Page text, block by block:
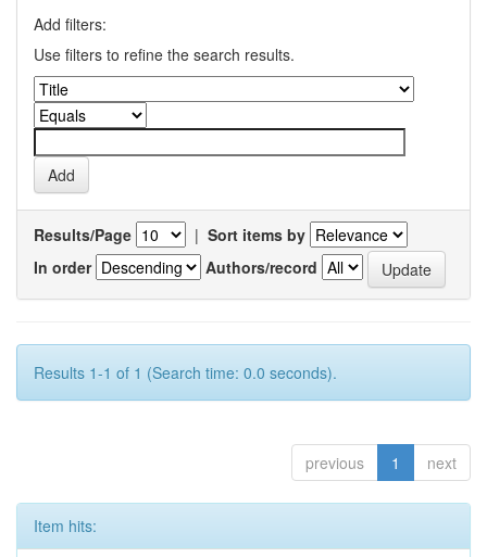
Add filters:
Use filters to refine the search results.
Results/Page | Sort items by
In order
Authors/record
Results 1-1 of 1 (Search time: 0.0 seconds).
previous 1 next
Item hits: